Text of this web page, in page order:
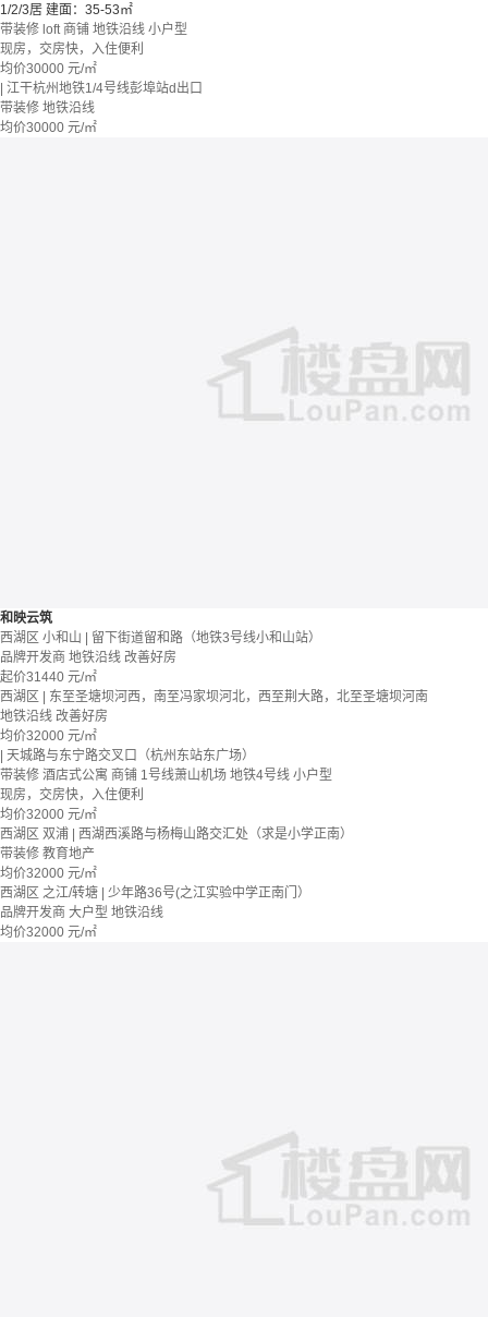
1/2/3居 建面：35-53㎡
带装修 loft 商铺 地铁沿线 小户型
现房，交房快，入住便利
均价30000 元/㎡
| 江干杭州地铁1/4号线彭埠站d出口
带装修 地铁沿线
均价30000 元/㎡
和映云筑
西湖区 小和山 | 留下街道留和路（地铁3号线小和山站）
品牌开发商 地铁沿线 改善好房
起价31440 元/㎡
西湖区 | 东至圣塘坝河西，南至冯家坝河北，西至荆大路，北至圣塘坝河南
地铁沿线 改善好房
均价32000 元/㎡
| 天城路与东宁路交叉口（杭州东站东广场）
带装修 酒店式公寓 商铺 1号线萧山机场 地铁4号线 小户型
现房，交房快，入住便利
均价32000 元/㎡
西湖区 双浦 | 西湖西溪路与杨梅山路交汇处（求是小学正南）
带装修 教育地产
均价32000 元/㎡
西湖区 之江/转塘 | 少年路36号(之江实验中学正南门）
品牌开发商 大户型 地铁沿线
均价32000 元/㎡